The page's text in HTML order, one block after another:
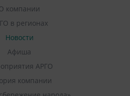
компании
в регионах
Новости
Афиша
АРГО
компании